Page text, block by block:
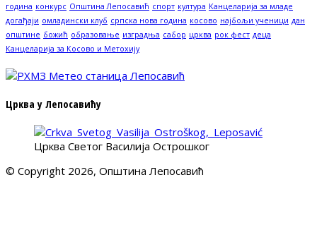
година конкурс Општина Лепосавић спорт култура Канцеларија за младе
догађаји омладински клуб српска нова година косово најбољи ученици дан
општине божић образовање изградња сабор црква рок фест деца
Канцеларија за Косово и Метохију
Црква у Лепосавићу
Црква Светог Василија Острошког
© Copyright 2026, Општина Лепосавић